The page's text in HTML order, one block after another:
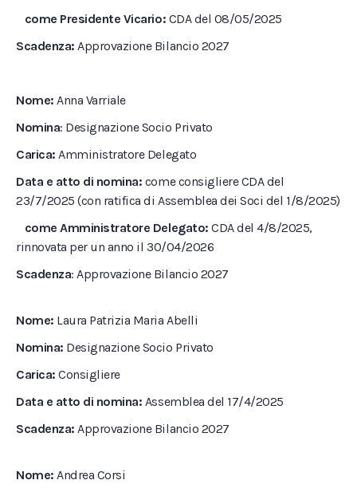
come Presidente Vicario: CDA del 08/05/2025
Scadenza: Approvazione Bilancio 2027
Nome: Anna Varriale
Nomina: Designazione Socio Privato
Carica: Amministratore Delegato
Data e atto di nomina: come consigliere CDA del
23/7/2025 (con ratifica di Assemblea dei Soci del 1/8/2025)
come Amministratore Delegato: CDA del 4/8/2025,
rinnovata per un anno il 30/04/2026
Scadenza: Approvazione Bilancio 2027
Nome: Laura Patrizia Maria Abelli
Nomina: Designazione Socio Privato
Carica: Consigliere
Data e atto di nomina: Assemblea del 17/4/2025
Scadenza: Approvazione Bilancio 2027
Nome:Andrea Corsi